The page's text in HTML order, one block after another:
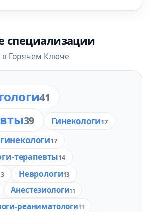
специализации
в Горячем Ключе
41
39 Гинекологи17
17
терапевты14
Неврологи13
Анестезиологи11
реаниматологи11